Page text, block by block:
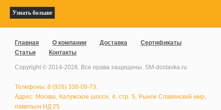
Узнать больше
Главная О компании Доставка
Сертификаты
Статьи
Контакты
Copyright © 2014-2026. Все права защищены. SM-dostavka.ru
Телефоны: 8 (926) 338-09-73;
Адрес: Москва, Калужское шоссе, 4, стр. 5, Рынок Славянский мир,
павильон НД 25.